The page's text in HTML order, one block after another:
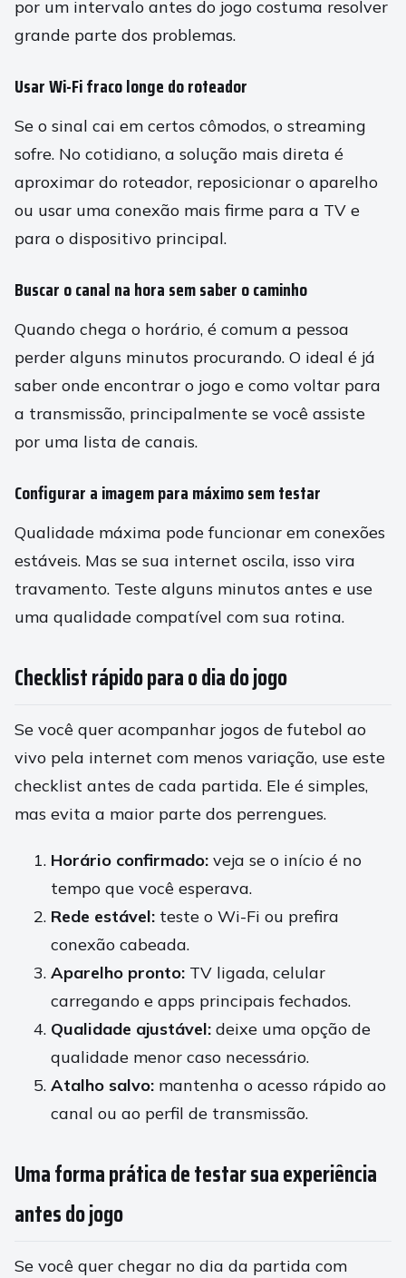
por um intervalo antes do jogo costuma resolver
grande parte dos problemas.
Usar Wi-Fi fraco longe do roteador
Se o sinal cai em certos cômodos, o streaming
sofre. No cotidiano, a solução mais direta é
aproximar do roteador, reposicionar o aparelho
ou usar uma conexão mais firme para a TV e
para o dispositivo principal.
Buscar o canal na hora sem saber o caminho
Quando chega o horário, é comum a pessoa
perder alguns minutos procurando. O ideal é já
saber onde encontrar o jogo e como voltar para
a transmissão, principalmente se você assiste
por uma lista de canais.
Configurar a imagem para máximo sem testar
Qualidade máxima pode funcionar em conexões
estáveis. Mas se sua internet oscila, isso vira
travamento. Teste alguns minutos antes e use
uma qualidade compatível com sua rotina.
Checklist rápido para o dia do jogo
Se você quer acompanhar jogos de futebol ao
vivo pela internet com menos variação, use este
checklist antes de cada partida. Ele é simples,
mas evita a maior parte dos perrengues.
Horário confirmado: veja se o início é no
tempo que você esperava.
Rede estável: teste o Wi-Fi ou prefira
conexão cabeada.
Aparelho pronto: TV ligada, celular
carregando e apps principais fechados.
Qualidade ajustável: deixe uma opção de
qualidade menor caso necessário.
Atalho salvo: mantenha o acesso rápido ao
canal ou ao perfil de transmissão.
Uma forma prática de testar sua experiência
antes do jogo
Se você quer chegar no dia da partida com